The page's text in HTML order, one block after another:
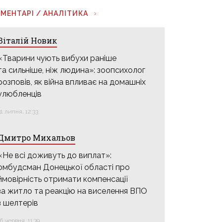
/ АНАЛІТИКА
Новик
чують вибухи раніше
сильніше, ніж людина»: зоопсихолог
як війна впливає на домашніх
липня, 12:33
Михальов
всі доживуть до виплат»:
Донецької області про
отримати компенсації
житло та реакцію на виселення ВПО
шелтерів
червня, 11:39